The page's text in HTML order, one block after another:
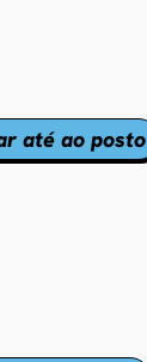
até ao posto